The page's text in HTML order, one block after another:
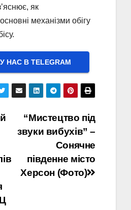
як
механізми обігу
В ТELEGRAM
“Мистецтво під
звуки вибухів” –
Сонячне
південне місто
Херсон (Фото)